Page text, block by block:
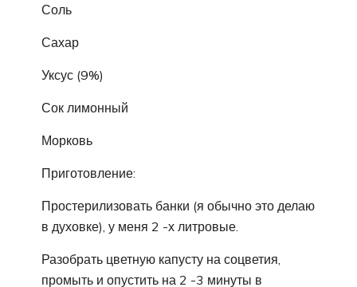
Соль
Сахар
Уксус (9%)
Сок лимонный
Морковь
Приготовление:
Простерилизовать банки (я обычно это делаю
в духовке), у меня 2 -х литровые.
Разобрать цветную капусту на соцветия,
промыть и опустить на 2 -3 минуты в